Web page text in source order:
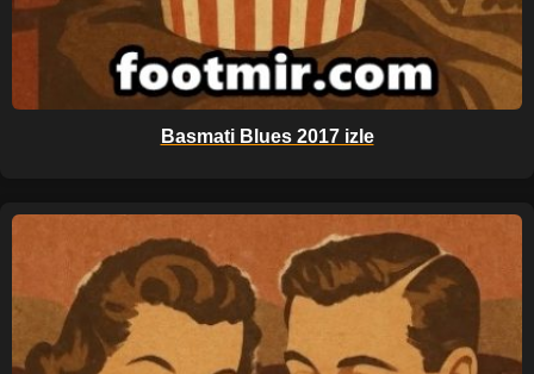
Basmati Blues 2017 izle